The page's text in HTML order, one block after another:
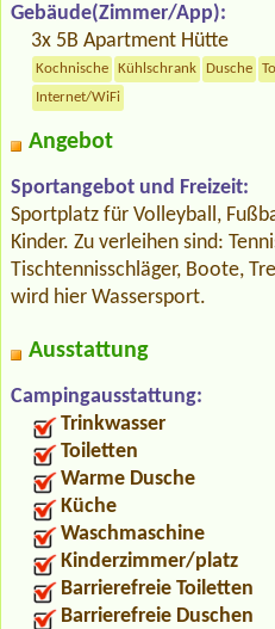
Gebäude(Zimmer/App):
3x 5B Apartment Hütte
Kochnische Kühlschrank Dusche
Internet/WiFi
Angebot
Sportangebot und Freizeit:
Sportplatz für Volleyball,
Kinder. Zu verleihen sind:
Tischtennisschläger, Boote,
wird hier Wassersport.
Ausstattung
Campingausstattung:
Trinkwasser
Toiletten
Warme Dusche
Küche
Waschmaschine
Kinderzimmer/platz
Barrierefreie Toiletten
Barrierefreie Duschen